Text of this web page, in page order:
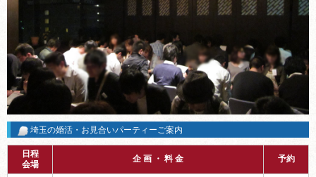
埼玉の婚活・お見合いパーティーご案内
日程
会場
企 画 ・ 料 金 予約